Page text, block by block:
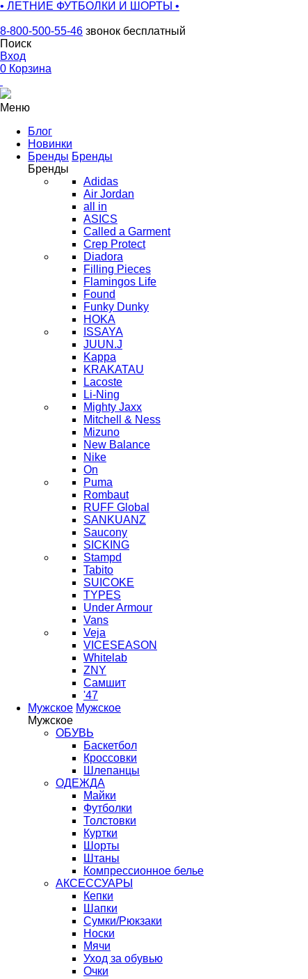
• ЛЕТНИЕ ФУТБОЛКИ И ШОРТЫ •
8-800-500-55-46 звонок бесплатный
Поиск
Вход
0 Корзина
Меню
Блог
Новинки
Бренды Бренды
Бренды
Adidas
Air Jordan
all in
ASICS
Called a Garment
Crep Protect
Diadora
Filling Pieces
Flamingos Life
Found
Funky Dunky
HOKA
ISSAYA
JUUN.J
Kappa
KRAKATAU
Lacoste
Li-Ning
Mighty Jaxx
Mitchell & Ness
Mizuno
New Balance
Nike
On
Puma
Rombaut
RUFF Global
SANKUANZ
Saucony
SICKING
Stampd
Tabito
SUICOKE
TYPES
Under Armour
Vans
Veja
VICESEASON
Whitelab
ZNY
Самшит
'47
Мужское Мужское
Мужское
ОБУВЬ
Баскетбол
Кроссовки
Шлепанцы
ОДЕЖДА
Майки
Футболки
Толстовки
Куртки
Шорты
Штаны
Компрессионное белье
АКСЕССУАРЫ
Кепки
Шапки
Сумки/Рюкзаки
Носки
Мячи
Уход за обувью
Очки